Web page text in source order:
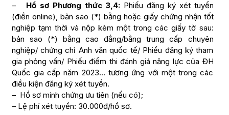
– Hồ sơ Phương thức 3,4: Phiếu đăng ký xét tuyển
(điền online), bản sao (*) bằng hoặc giấy chứng nhận tốt
nghiệp tạm thời và nộp kèm một trong các giấy tờ sau:
bản sao (*) bằng cao đẳng/bằng trung cấp chuyên
nghiệp/ chứng chỉ Anh văn quốc tế/ Phiếu đăng ký tham
gia phỏng vấn/ Phiếu điểm thi đánh giá năng lực của ĐH
Quốc gia cấp năm 2023… tương ứng với một trong các
điều kiện đăng ký xét tuyển.
– Hồ sơ minh chứng ưu tiên (nếu có);
– Lệ phí xét tuyển: 30.000đ/hồ sơ.